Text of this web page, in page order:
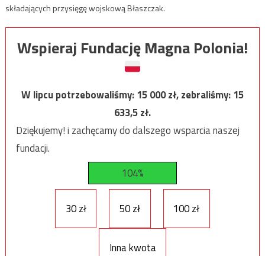
składających przysięgę wojskową Błaszczak.
Wspieraj Fundację Magna Polonia!
W lipcu potrzebowaliśmy:15 000zł, zebraliśmy:15
633,5zł.
Dziękujemy! i zachęcamy do dalszego wsparcia naszej
fundacji.
104%
30 zł 50 zł 100 zł
Inna kwota